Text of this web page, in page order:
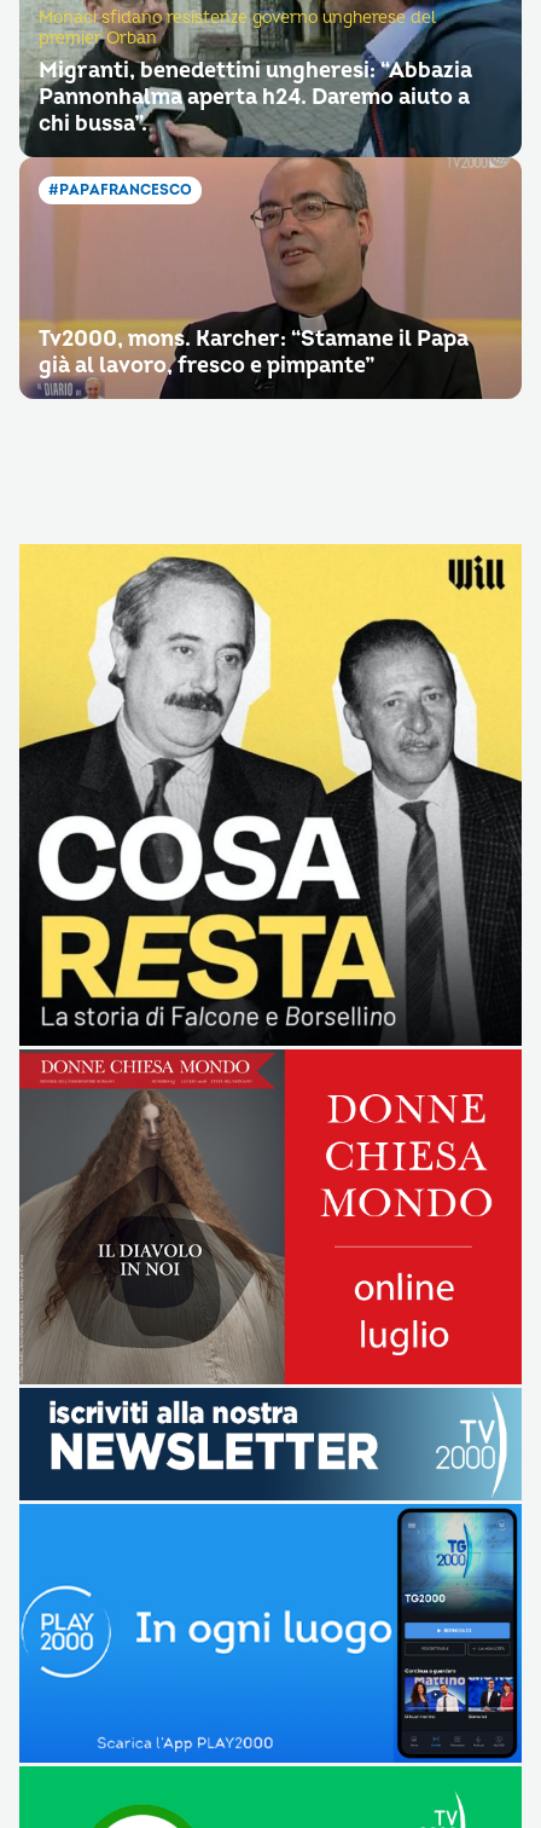
Monaci sfidano resistenze governo ungherese del
premier Orban
Migranti, benedettini ungheresi: “Abbazia
Pannonhalma aperta h24. Daremo aiuto a
chi bussa”.
#PAPAFRANCESCO
Tv2000, mons. Karcher: “Stamane il Papa
già al lavoro, fresco e pimpante”